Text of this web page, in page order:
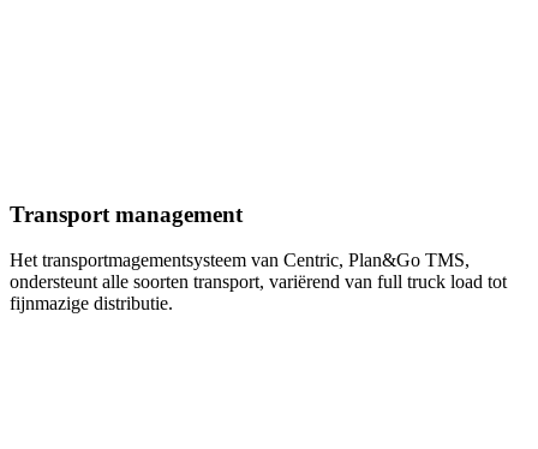
Transport management
Het transportmagementsysteem van Centric, Plan&Go TMS,
ondersteunt alle soorten transport, variërend van full truck load tot
fijnmazige distributie.